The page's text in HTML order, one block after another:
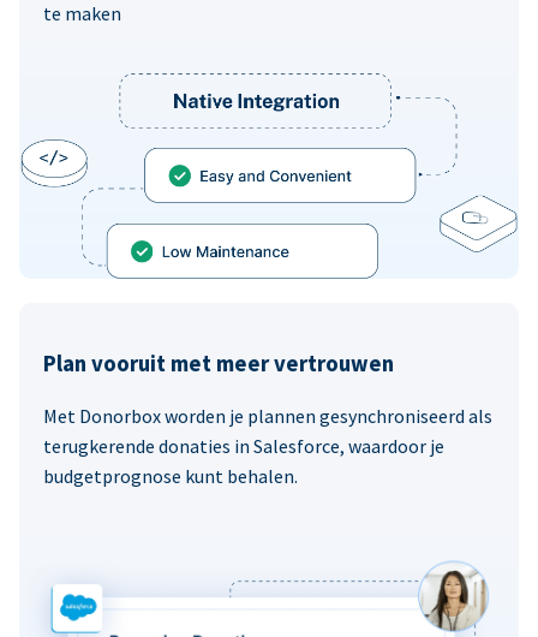
te maken
Plan vooruit met meer vertrouwen
Met Donorbox worden je plannen gesynchroniseerd als
terugkerende donaties in Salesforce, waardoor je
budgetprognose kunt behalen.